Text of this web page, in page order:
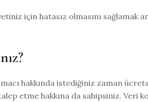
için hatasız olmasını sağlamak
hakkında istediğiniz zaman
etme hakkına da sahipsiniz. Veri